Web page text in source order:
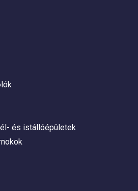
és istállóépületek